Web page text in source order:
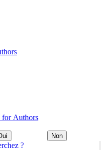
?
for Authors
Non